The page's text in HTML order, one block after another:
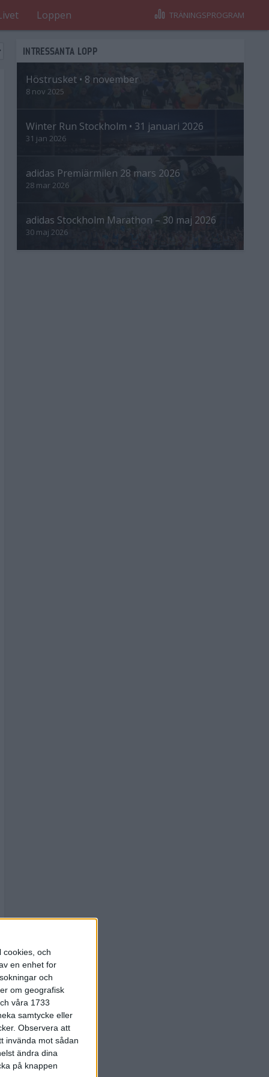
cookies, och
en enhet for
och
om geografisk
våra 1733
samtycke eller
Observera att
invända mot sådan
ändra dina
på knappen
Loppen TRÄNINGSPROGRAM
INTRESSANTA LOPP
Höstrusket • 8 november
8 nov 2025
Winter Run Stockholm • 31 januari 2026
31 jan 2026
adidas Premiärmilen 28 mars 2026
28 mar 2026
adidas Stockholm Marathon – 30 maj 2026
30 maj 2026